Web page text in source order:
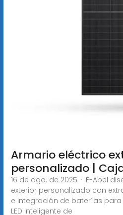
Armario eléctrico
personalizado |
16 de ago. de 2025 · E-Abel
exterior personalizado con
e integración de baterías
LED inteligente de